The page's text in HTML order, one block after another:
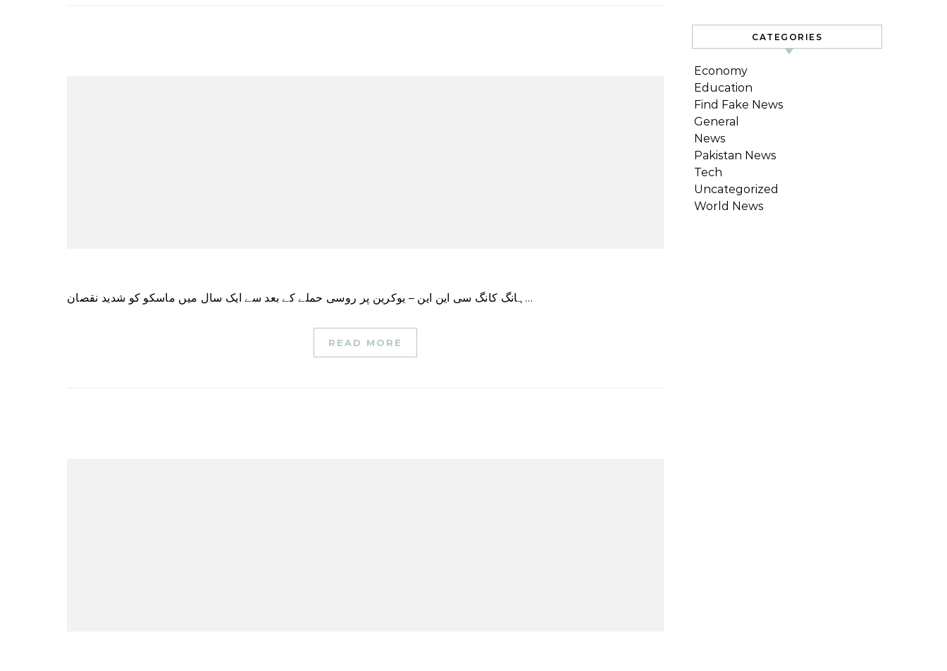
ہانگ کانگ سی این این – یوکرین پر روسی حملے کے بعد سے ایک سال میں ماسکو کو شدید نقصان…
READ MORE
CATEGORIES
Economy
Education
Find Fake News
General
News
Pakistan News
Tech
Uncategorized
World News